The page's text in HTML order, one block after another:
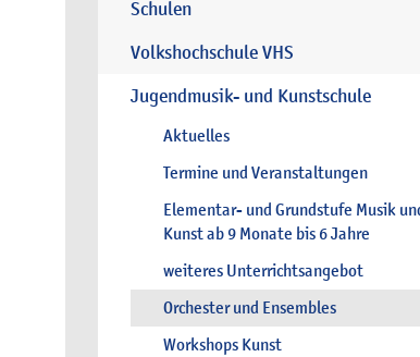
Schulen
Volkshochschule VHS
Jugendmusik- und Kunstschule
Aktuelles
Termine und Veranstaltungen
Elementar- und Grundstufe Musik
Kunst ab 9 Monate bis 6 Jahre
weiteres Unterrichtsangebot
Orchester und Ensembles
Workshops Kunst